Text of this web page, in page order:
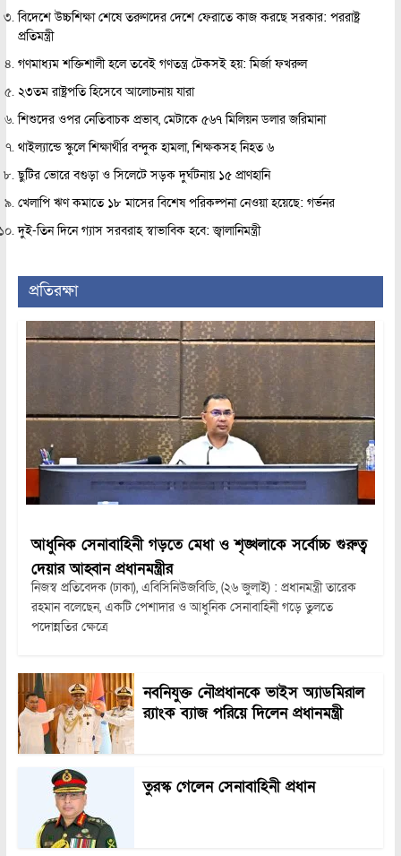
বিদেশে উচ্চশিক্ষা শেষে তরুণদের দেশে ফেরাতে কাজ করছে সরকার: পররাষ্ট্র
প্রতিমন্ত্রী
গণমাধ্যম শক্তিশালী হলে তবেই গণতন্ত্র টেকসই হয়: মির্জা ফখরুল
২৩তম রাষ্ট্রপতি হিসেবে আলোচনায় যারা
শিশুদের ওপর নেতিবাচক প্রভাব, মেটাকে ৫৬৭ মিলিয়ন ডলার জরিমানা
থাইল্যান্ডে স্কুলে শিক্ষার্থীর বন্দুক হামলা, শিক্ষকসহ নিহত ৬
ছুটির ভোরে বগুড়া ও সিলেটে সড়ক দুর্ঘটনায় ১৫ প্রাণহানি
খেলাপি ঋণ কমাতে ১৮ মাসের বিশেষ পরিকল্পনা নেওয়া হয়েছে: গর্ভনর
দুই-তিন দিনে গ্যাস সরবরাহ স্বাভাবিক হবে: জ্বালানিমন্ত্রী
প্রতিরক্ষা
আধুনিক সেনাবাহিনী গড়তে মেধা ও শৃঙ্খলাকে সর্বোচ্চ গুরুত্ব
দেয়ার আহ্বান প্রধানমন্ত্রীর
নিজস্ব প্রতিবেদক (ঢাকা), এবিসিনিউজবিডি, (২৬ জুলাই) : প্রধানমন্ত্রী তারেক
রহমান বলেছেন, একটি পেশাদার ও আধুনিক সেনাবাহিনী গড়ে তুলতে
পদোন্নতির ক্ষেত্রে
নবনিযুক্ত নৌপ্রধানকে ভাইস অ্যাডমিরাল
র‍্যাংক ব্যাজ পরিয়ে দিলেন প্রধানমন্ত্রী
তুরস্ক গেলেন সেনাবাহিনী প্রধান